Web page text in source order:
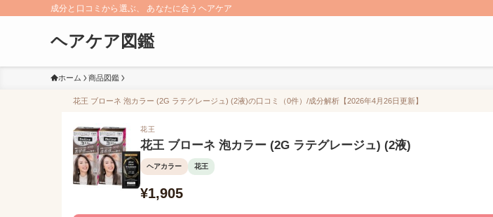
成分と口コミから選ぶ、 あなたに合うヘアケア
ヘアケア図鑑
ホーム 商品図鑑
花王 ブローネ 泡カラー (2G ラテグレージュ) (2液)の口コミ（0件）/成分解析【2026年4月26日更新】
花王
花王 ブローネ 泡カラー (2G ラテグレージュ) (2液)
ヘアカラー 花王
¥1,905